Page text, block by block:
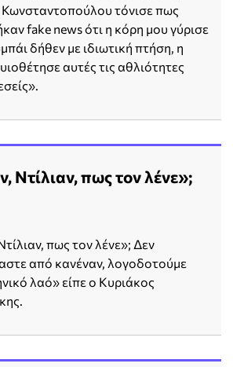
τόνισε πως
fake news ότι η κόρη μου γύρισε
δήθεν με ιδιωτική πτήση, η
αυτές τις αθλιότητες
Ντίλιαν, πως τον λένε»;
πως τον λένε»; Δεν
από κανέναν, λογοδοτούμε
λαό» είπε ο Κυριάκος